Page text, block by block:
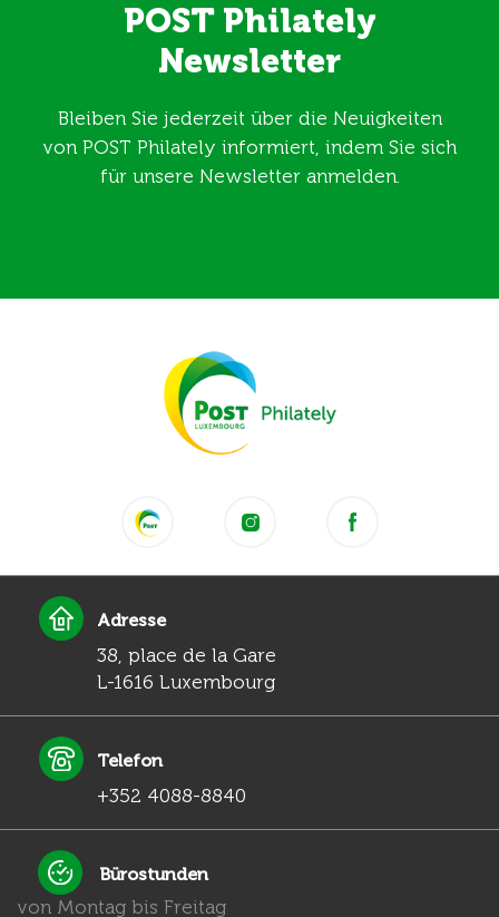
POST Philately
Newsletter
Bleiben Sie jederzeit über die Neuigkeiten
von POST Philately informiert, indem Sie sich
für unsere Newsletter anmelden.
Adresse
38, place de la Gare
L-1616 Luxembourg
Telefon
+352 4088-8840
Bürostunden
von Montag bis Freitag